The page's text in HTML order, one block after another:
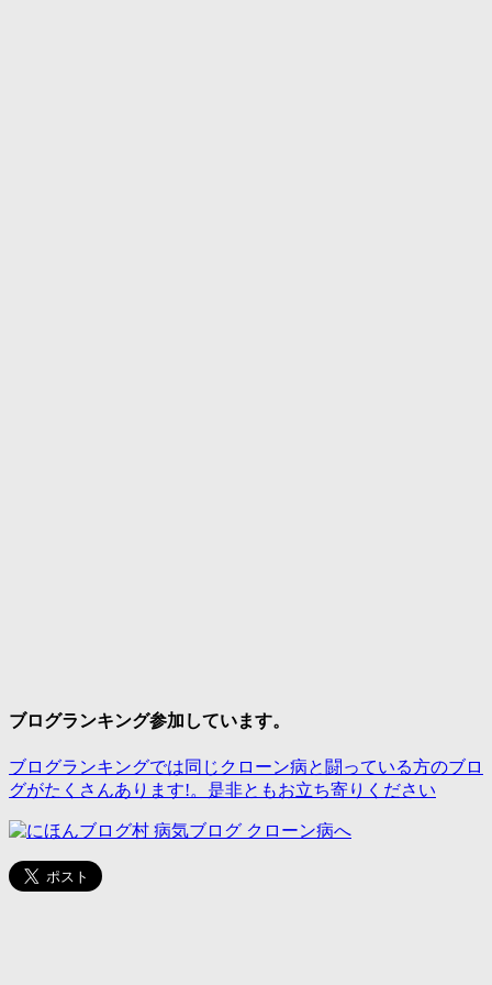
ブログランキング参加しています。
ブログランキングでは同じクローン病と闘っている方のブロ
グがたくさんあります!。是非ともお立ち寄りください